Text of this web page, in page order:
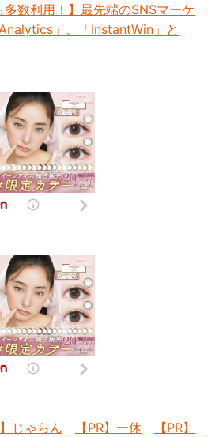
多数利用！】最先端のSNSマーケ
」、「InstantWin」と
】じゃらん 【PR】一休
【PR】